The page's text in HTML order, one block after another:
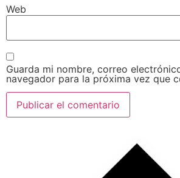
Web
Guarda mi nombre, correo
navegador para la próxima vez que